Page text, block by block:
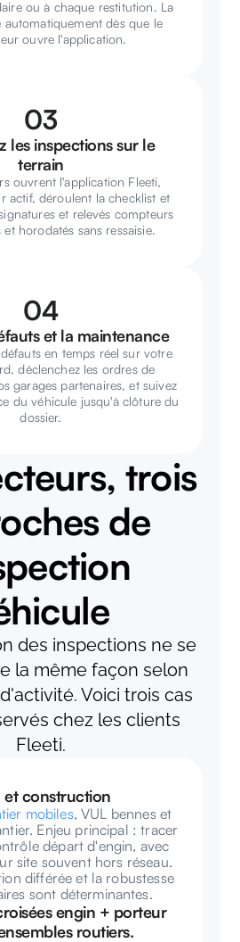
ou à chaque restitution. La
automatiquement dès que le
ouvre l'application.
03
les inspections sur le
terrain
ouvrent l'application Fleeti,
actif, déroulent la checklist et
et relevés compteurs
horodatés sans ressaisie.
04
et la maintenance
en temps réel sur votre
déclenchez les ordres de
garages partenaires, et suivez
du véhicule jusqu'à clôture du
dossier.
trois
de
des inspections ne se
la même façon selon
Voici trois cas
chez les clients
Fleeti.
et construction
mobiles, VUL bennes et
Enjeu principal : tracer
départ d'engin, avec
site souvent hors réseau.
différée et la robustesse
sont déterminantes.
engin + porteur
routiers.